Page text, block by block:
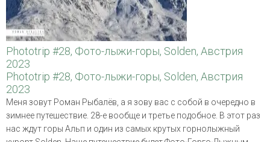
Phototrip #28, Фото-лыжи-горы, Solden, Австрия
2023
Phototrip #28, Фото-лыжи-горы, Solden, Австрия
2023
Меня зовут Роман Рыбалёв, а я зову вас с собой в очередно в
зимнее путешествие. 28-е вообще и третье подобное. В этот раз
нас ждут горы Альп и один из самых крутых горнолыжный